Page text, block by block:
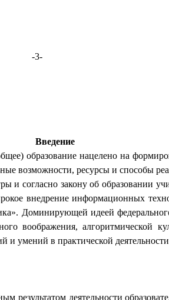
-3-
Введение
образование нацелено на
возможности, ресурсы и способы
согласно закону об образовании
внедрение информационных
Доминирующей идеей
воображения, алгоритмической
умений в практической
результатом деятельности